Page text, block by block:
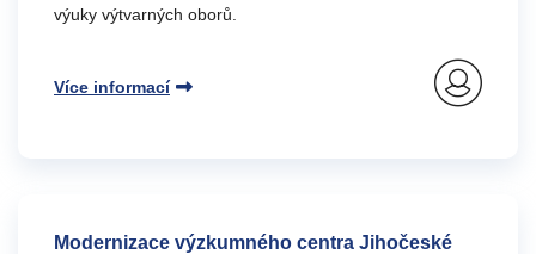
výuky výtvarných oborů.
Více informací
Modernizace výzkumného centra Jihočeské